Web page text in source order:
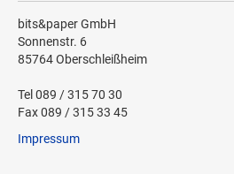
bits&paper GmbH
Sonnenstr. 6
85764 Oberschleißheim
Tel 089 / 315 70 30
Fax 089 / 315 33 45
Impressum